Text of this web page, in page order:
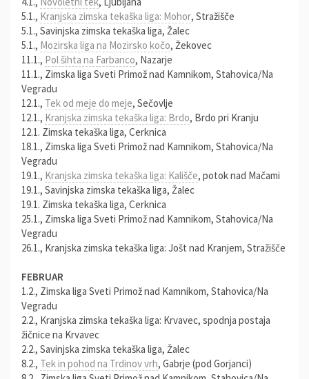
5.1., Kranjska zimska tekaška liga: Mohor, Stražišče
5.1., Savinjska zimska tekaška liga, Žalec
5.1., Mozirska liga na Mozirsko kočo, Žekovec
11.1., Pol šihta na Farbanco, Nazarje
11.1., Zimska liga Sveti Primož nad Kamnikom, Stahovica/Na
Vegradu
12.1., Tek od meje do meje, Sečovlje
12.1., Kranjska zimska tekaška liga: Brdo, Brdo pri Kranju
12.1. Zimska tekaška liga, Cerknica
18.1., Zimska liga Sveti Primož nad Kamnikom, Stahovica/Na
Vegradu
19.1., Kranjska zimska tekaška liga: Kališče, potok nad Mačami
19.1., Savinjska zimska tekaška liga, Žalec
19.1. Zimska tekaška liga, Cerknica
25.1., Zimska liga Sveti Primož nad Kamnikom, Stahovica/Na
Vegradu
26.1., Kranjska zimska tekaška liga: Jošt nad Kranjem, Stražišče
FEBRUAR
1.2., Zimska liga Sveti Primož nad Kamnikom, Stahovica/Na
Vegradu
2.2., Kranjska zimska tekaška liga: Krvavec, spodnja postaja
žičnice na Krvavec
2.2., Savinjska zimska tekaška liga, Žalec
8.2., Tek in pohod na Trdinov vrh, Gabrje (pod Gorjanci)